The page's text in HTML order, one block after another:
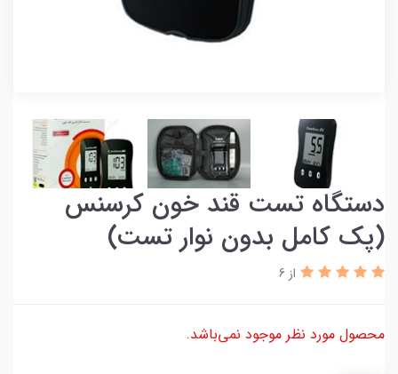
دستگاه تست قند خون کرسنس
(پک کامل بدون نوار تست)
از 6
محصول مورد نظر موجود نمی‌باشد.